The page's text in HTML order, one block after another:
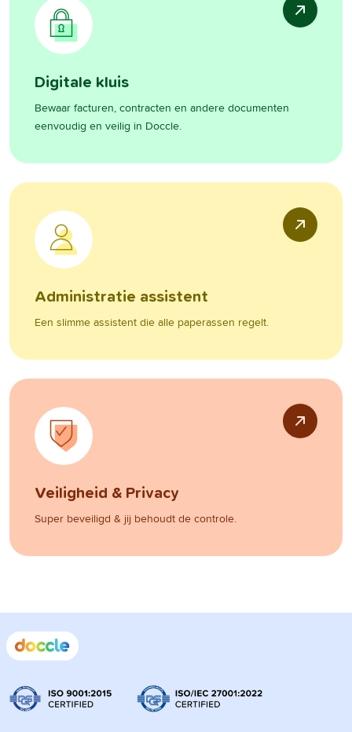
Digitale kluis
Bewaar facturen, contracten en andere documenten
eenvoudig en veilig in Doccle.
Administratie assistent
Een slimme assistent die alle paperassen regelt.
Veiligheid & Privacy
Super beveiligd & jij behoudt de controle.